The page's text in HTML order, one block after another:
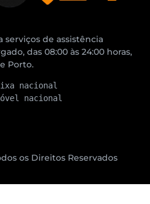
serviços de assistência
das 08:00 às 24:00 horas,
Porto.
nacional
nacional
os Direitos Reservados